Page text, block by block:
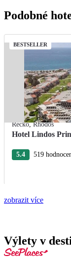
Podobné
BESTSELLER
Řecko,Rhodos
Hotel Lindos
5.4
519
zobrazit více
Výlety v